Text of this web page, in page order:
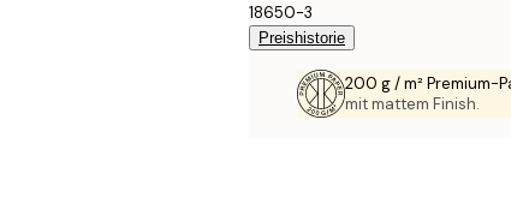
18650-3
Preishistorie
200 g / m² Premium-
mit mattem Finish.